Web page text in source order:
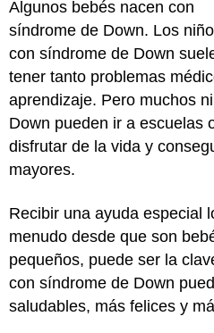
Algunos bebés nacen con
síndrome de Down. Los
con síndrome de Down
tener tanto problemas
aprendizaje. Pero muchos
Down pueden ir a escuelas
disfrutar de la vida y
mayores.
Recibir una ayuda especial
menudo desde que son
pequeños, puede ser la
con síndrome de Down
saludables, más felices y